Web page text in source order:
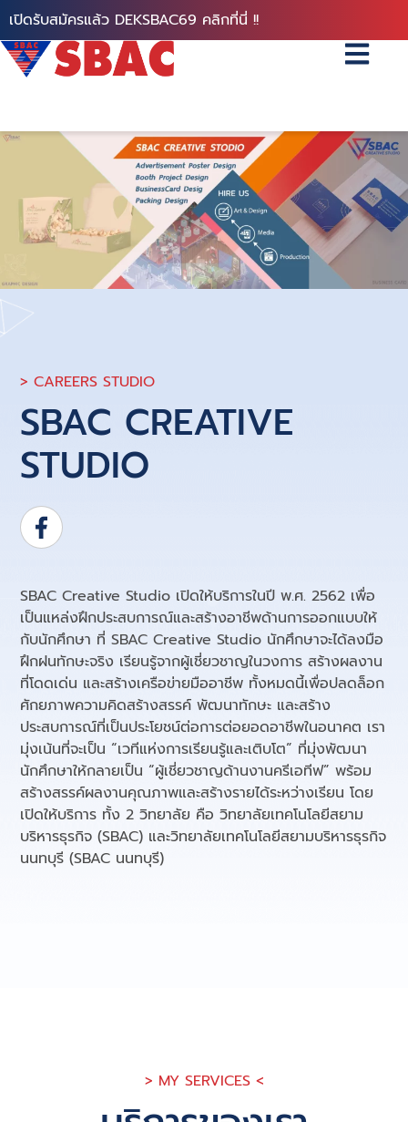
เปิดรับสมัครแล้ว DEKSBAC69 คลิกที่นี่ !!
> CAREERS STUDIO
SBAC CREATIVE
STUDIO
SBAC Creative Studio เปิดให้บริการในปี พ.ศ. 2562 เพื่อ
เป็นแหล่งฝึกประสบการณ์และสร้างอาชีพด้านการออกแบบให้
กับนักศึกษา ที่ SBAC Creative Studio นักศึกษาจะได้ลงมือ
ฝึกฝนทักษะจริง เรียนรู้จากผู้เชี่ยวชาญในวงการ สร้างผลงาน
ที่โดดเด่น และสร้างเครือข่ายมืออาชีพ ทั้งหมดนี้เพื่อปลดล็อก
ศักยภาพความคิดสร้างสรรค์ พัฒนาทักษะ และสร้าง
ประสบการณ์ที่เป็นประโยชน์ต่อการต่อยอดอาชีพในอนาคต เรา
มุ่งเน้นที่จะเป็น “เวทีแห่งการเรียนรู้และเติบโต” ที่มุ่งพัฒนา
นักศึกษาให้กลายเป็น “ผู้เชี่ยวชาญด้านงานครีเอทีฟ” พร้อม
สร้างสรรค์ผลงานคุณภาพและสร้างรายได้ระหว่างเรียน โดย
เปิดให้บริการ ทั้ง 2 วิทยาลัย คือ วิทยาลัยเทคโนโลยีสยาม
บริหารธุรกิจ (SBAC) และวิทยาลัยเทคโนโลยีสยามบริหารธุรกิจ
นนทบุรี (SBAC นนทบุรี)
> MY SERVICES <